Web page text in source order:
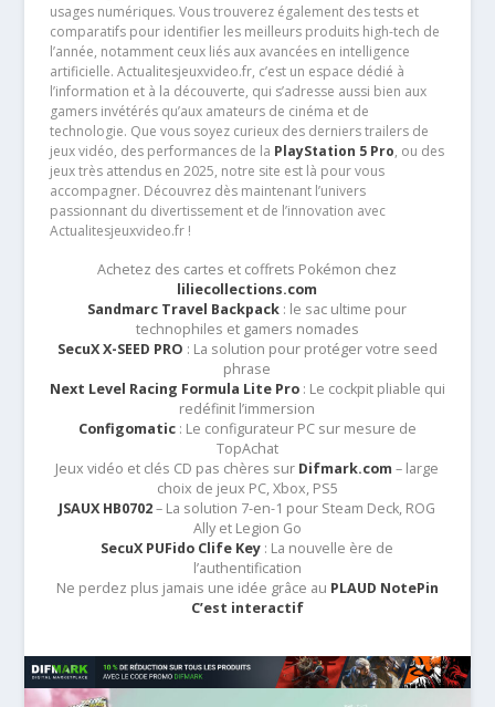
usages numériques. Vous trouverez également des tests et
comparatifs pour identifier les meilleurs produits high-tech de
l’année, notamment ceux liés aux avancées en intelligence
artificielle. Actualitesjeuxvideo.fr, c’est un espace dédié à
l’information et à la découverte, qui s’adresse aussi bien aux
gamers invétérés qu’aux amateurs de cinéma et de
technologie. Que vous soyez curieux des derniers trailers de
jeux vidéo, des performances de la PlayStation 5 Pro, ou des
jeux très attendus en 2025, notre site est là pour vous
accompagner. Découvrez dès maintenant l’univers
passionnant du divertissement et de l’innovation avec
Actualitesjeuxvideo.fr !
Achetez des cartes et coffrets Pokémon chez
liliecollections.com
Sandmarc Travel Backpack : le sac ultime pour
technophiles et gamers nomades
SecuX X-SEED PRO : La solution pour protéger votre seed
phrase
Next Level Racing Formula Lite Pro: Le cockpit pliable qui
redéfinit l’immersion
Configomatic: Le configurateur PC sur mesure de
TopAchat
Jeux vidéo et clés CD pas chères sur Difmark.com – large
choix de jeux PC, Xbox, PS5
JSAUX HB0702– La solution 7-en-1 pour Steam Deck, ROG
Ally et Legion Go
SecuX PUFido Clife Key : La nouvelle ère de
l’authentification
Ne perdez plus jamais une idée grâce au PLAUD NotePin
C’est interactif